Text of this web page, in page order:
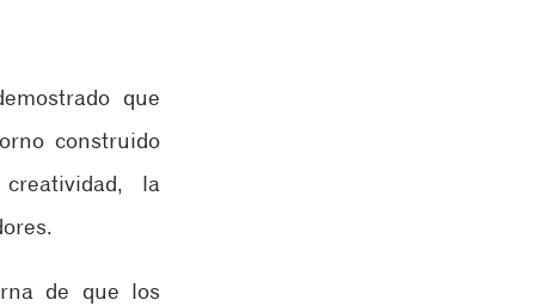
que
construido
la
de que los